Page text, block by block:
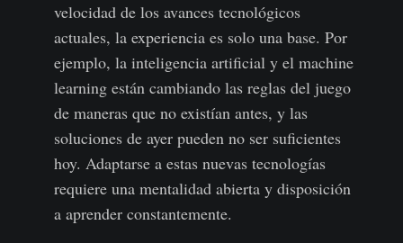
velocidad de los avances tecnológicos
actuales, la experiencia es solo una base. Por
ejemplo, la inteligencia artificial y el machine
learning están cambiando las reglas del juego
de maneras que no existían antes, y las
soluciones de ayer pueden no ser suficientes
hoy. Adaptarse a estas nuevas tecnologías
requiere una mentalidad abierta y disposición
a aprender constantemente.